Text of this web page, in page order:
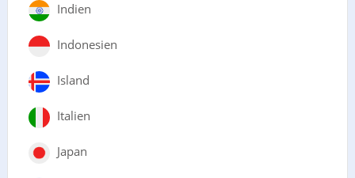
Indien
Indonesien
Island
Italien
Japan